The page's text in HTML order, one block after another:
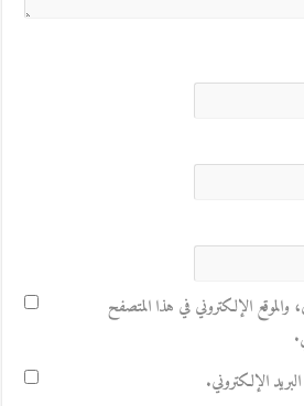
الإلكتروني في هذا المتصفح
الإلكتروني.